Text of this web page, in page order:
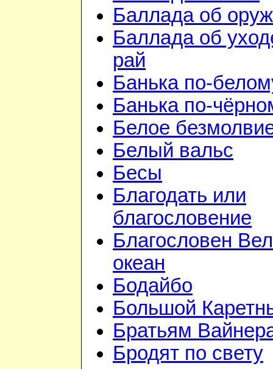
Баллада об
Баллада об
рай
Банька по-
Банька по-
Белое
Белый вальс
Бесы
Благодать или
благословение
Благословен
океан
Бодайбо
Большой
Братьям
Бродят по свету